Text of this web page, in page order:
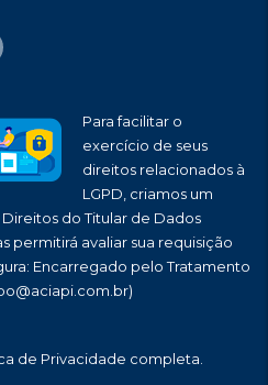
Para facilitar o
exercício de seus
direitos relacionados à
LGPD, criamos um
do Titular de Dados
permitirá avaliar sua requisição
Encarregado pelo Tratamento
de Privacidade completa.